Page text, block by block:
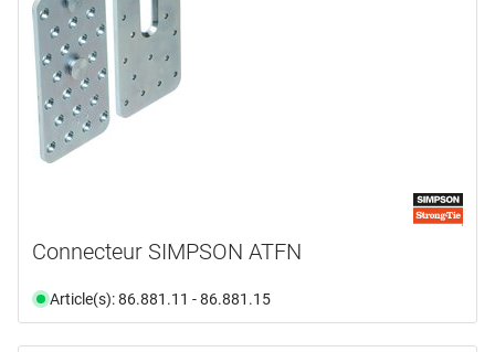
Connecteur SIMPSON ATFN
Article(s): 86.881.11 - 86.881.15